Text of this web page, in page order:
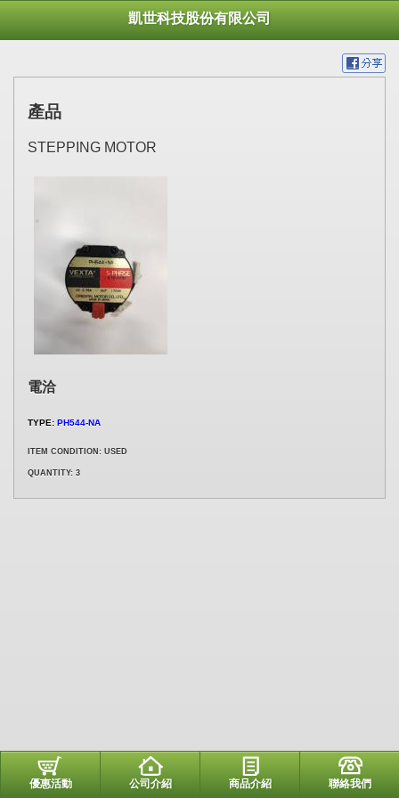
凱世科技股份有限公司
產品
STEPPING MOTOR
電洽
TYPE: PH544-NA
ITEM CONDITION: USED
QUANTITY: 3
優惠活動 公司介紹 商品介紹 聯絡我們